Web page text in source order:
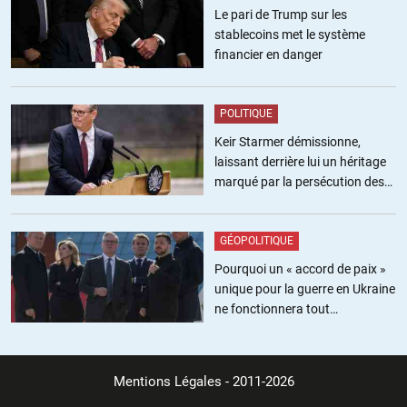
ALERTER
MARLIER Micheyle
Le Hamas serait il responsable de 75 ans de colonisation,
d’expulsions, de meurtres, de pogroms, d’emprisonnements, d
apartheid?
Ne considérer que le 7 octobre 2023 est une forme de
Depuis quand a t on observé le respect des accords d Oslo? Jamais.
Israël a des projets pour exploiter les nappes de gaz au large de
Gaza; A l’ONU B.Nethanyahu a présenté récemment une carte d
Israël sans la Palestine…effacée…
Et il a longtemps considéré que le Hamas était son « meilleur »
et le droit des populations palestiniennes qui sont sur leurs terres
Le pari de Trump sur les
stablecoins met le système
financier en danger
POLITIQUE
Keir Starmer démissionne,
laissant derrière lui un héritage
marqué par la persécution des
GÉOPOLITIQUE
Pourquoi un « accord de paix »
unique pour la guerre en Ukraine
ne fonctionnera tout
Mentions Légales - 2011-2026